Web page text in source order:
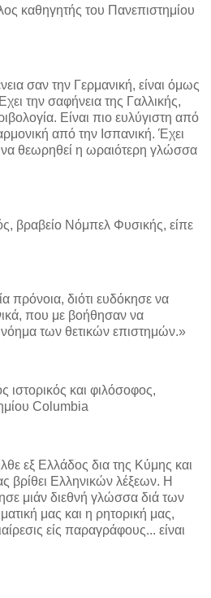
καθηγητής του Πανεπιστημίου
σαν την Γερμανική, είναι όμως
την σαφήνεια της Γαλλικής,
Είναι πιο ευλύγιστη από
από την Ισπανική. Έχει
να θεωρηθεί η ωραιότερη γλώσσα
βραβείο Νόμπελ Φυσικής, είπε
πρόνοια, διότι ευδόκησε να
που με βοήθησαν να
των θετικών επιστημών.»
ιστορικός και φιλόσοφος,
Columbia
εξ Ελλάδος δια της Κύμης και
Ελληνικών λέξεων. Η
μιάν διεθνή γλώσσα διά των
μας και η ρητορική μας,
είς παραγράφους... είναι